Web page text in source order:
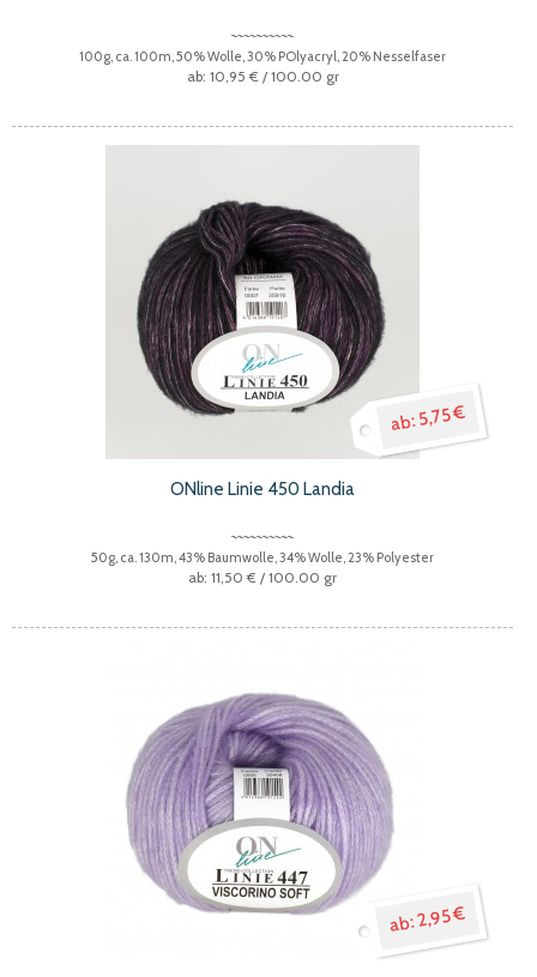
100g, ca. 100m, 50% Wolle, 30% POlyacryl, 20% Nesselfaser
10,95 € / 100.00 gr
5,75 €
ONline Linie 450 Landia
50g, ca. 130m, 43% Baumwolle, 34% Wolle, 23% Polyester
11,50 € / 100.00 gr
2,95 €